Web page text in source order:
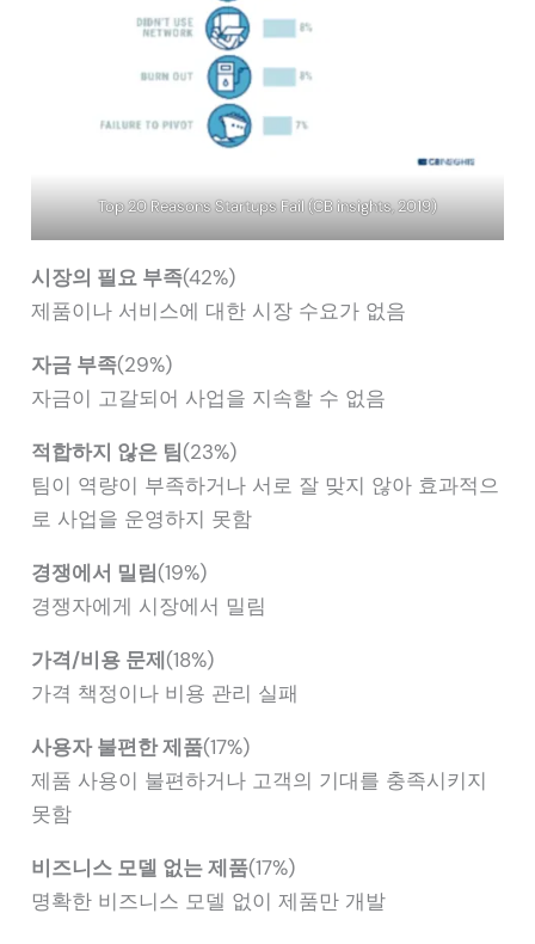
Top 20 Reasons Startups Fail (CB insights, 2019)
시장의 필요 부족(42%)
제품이나 서비스에 대한 시장 수요가 없음
자금 부족(29%)
자금이 고갈되어 사업을 지속할 수 없음
적합하지 않은 팀(23%)
팀이 역량이 부족하거나 서로 잘 맞지 않아 효과적으
로 사업을 운영하지 못함
경쟁에서 밀림(19%)
경쟁자에게 시장에서 밀림
가격/비용 문제(18%)
가격 책정이나 비용 관리 실패
사용자 불편한 제품(17%)
제품 사용이 불편하거나 고객의 기대를 충족시키지
못함
비즈니스 모델 없는 제품(17%)
명확한 비즈니스 모델 없이 제품만 개발